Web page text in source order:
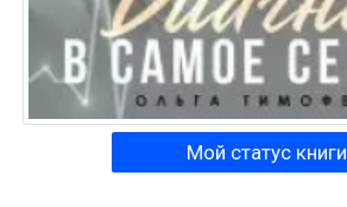
Мой статус книги